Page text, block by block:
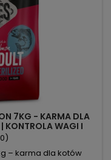
7KG - KARMA DLA
KONTROLA WAGI I
– karma dla kotów